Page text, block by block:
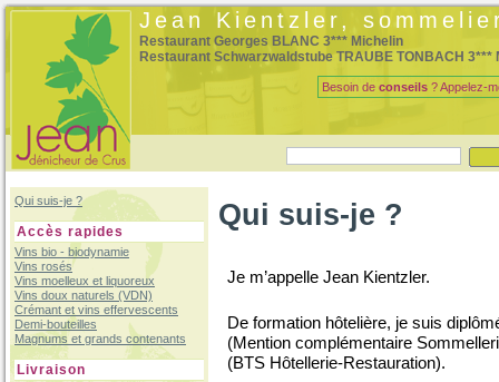
Jean Kientzler,
Restaurant Georges BLANC 3*** Michelin
Restaurant Schwarzwaldstube TRAUBE TONBACH 3***
Besoin de conseils ? Appelez-
Qui suis-je ?
Accès rapides
Vins bio - biodynamie
Vins rosés
Vins moelleux et liquoreux
Vins doux naturels (VDN)
Crémant et vins effervescents
Demi-bouteilles
Magnums et grands contenants
Livraison
Qui suis-je ?
Je m’appelle Jean Kientzler.
De formation hôtelière, je suis
(Mention complémentaire
(BTS Hôtellerie-Restauration).